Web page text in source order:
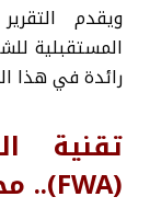
ويقدم
المستقبلية
رائدة في هذا
تقنية
(FWA).. محرك رئيسي للاتصال: